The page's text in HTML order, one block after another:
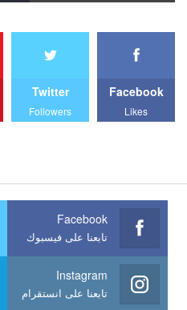
Facebook
Likes
Twitter
Followers
Facebook
تابعنا على فيسبوك
Instagram
تابعنا على انستقرام